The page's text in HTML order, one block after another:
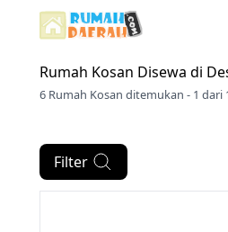
Rumah Kosan Disewa di
6 Rumah Kosan ditemukan - 1 dari
Filter